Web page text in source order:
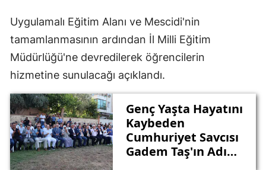
Uygulamalı Eğitim Alanı ve Mescidi'nin
tamamlanmasının ardından İl Milli Eğitim
Müdürlüğü'ne devredilerek öğrencilerin
hizmetine sunulacağı açıklandı.
Genç Yaşta Hayatını
Kaybeden
Cumhuriyet Savcısı
Gadem Taş'ın Adı